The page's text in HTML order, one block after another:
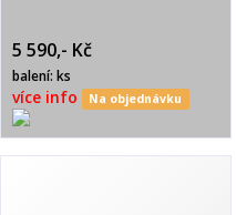
5 590,- Kč
balení: ks
více info Na objednávku